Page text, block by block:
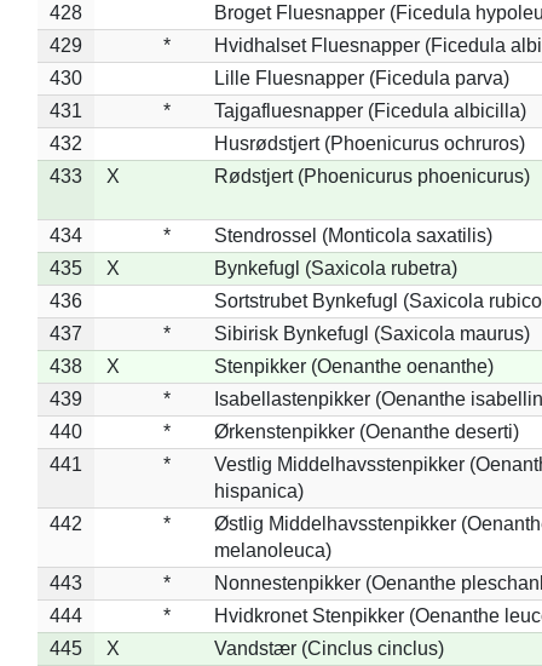
428
Broget Fluesnapper (Ficedula
429
*
Hvidhalset Fluesnapper (Ficedula
430
Lille Fluesnapper (Ficedula parva)
431
*
Tajgafluesnapper (Ficedula albicilla)
432
Husrødstjert (Phoenicurus ochruros)
433
X Rødstjert (Phoenicurus phoenicurus)
434 *
Stendrossel (Monticola saxatilis)
435
X
Bynkefugl (Saxicola rubetra)
436
Sortstrubet Bynkefugl (Saxicola
437
*
Sibirisk Bynkefugl (Saxicola maurus)
438
X
Stenpikker (Oenanthe oenanthe)
439
*
Isabellastenpikker (Oenanthe
440
*
Ørkenstenpikker (Oenanthe deserti)
441
*
Vestlig Middelhavsstenpikker
hispanica)
442
*
Østlig Middelhavsstenpikker
melanoleuca)
443
*
Nonnestenpikker (Oenanthe
444
*
Hvidkronet Stenpikker (Oenanthe
445
X
Vandstær (Cinclus cinclus)